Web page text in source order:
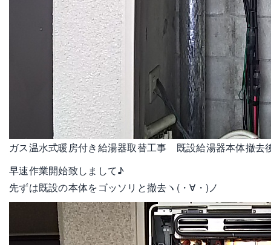
ガス温水式暖房付き給湯器取替工事 既設給湯器本体撤去
早速作業開始致しまして♪
先ずは既設の本体をゴッソリと撤去ヽ(・∀・)ノ